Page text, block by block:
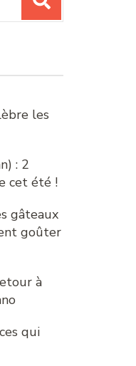
les
: 2
cet été !
gâteaux
goûter
à
qui